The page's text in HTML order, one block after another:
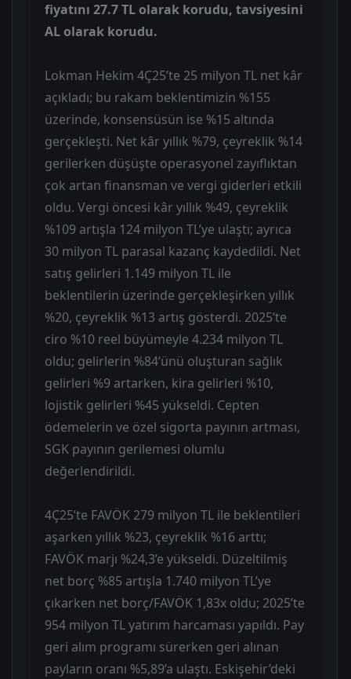
fiyatını 27.7 TL olarak korudu, tavsiyesini
AL olarak korudu.
Lokman Hekim 4Ç25’te 25 milyon TL net kâr
açıkladı; bu rakam beklentimizin %155
üzerinde, konsensüsün ise %15 altında
gerçekleşti. Net kâr yıllık %79, çeyreklik %14
gerilerken düşüşte operasyonel zayıflıktan
çok artan finansman ve vergi giderleri etkili
oldu. Vergi öncesi kâr yıllık %49, çeyreklik
%109 artışla 124 milyon TL’ye ulaştı; ayrıca
30 milyon TL parasal kazanç kaydedildi. Net
satış gelirleri 1.149 milyon TL ile
beklentilerin üzerinde gerçekleşirken yıllık
%20, çeyreklik %13 artış gösterdi. 2025’te
ciro %10 reel büyümeyle 4.234 milyon TL
oldu; gelirlerin %84’ünü oluşturan sağlık
gelirleri %9 artarken, kira gelirleri %10,
lojistik gelirleri %45 yükseldi. Cepten
ödemelerin ve özel sigorta payının artması,
SGK payının gerilemesi olumlu
değerlendirildi.
4Ç25’te FAVÖK 279 milyon TL ile beklentileri
aşarken yıllık %23, çeyreklik %16 arttı;
FAVÖK marjı %24,3’e yükseldi. Düzeltilmiş
net borç %85 artışla 1.740 milyon TL’ye
çıkarken net borç/FAVÖK 1,83x oldu; 2025’te
954 milyon TL yatırım harcaması yapıldı. Pay
geri alım programı sürerken geri alınan
payların oranı %5,89’a ulaştı. Eskişehir’deki